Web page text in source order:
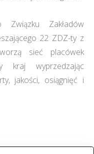
Zakładów
22 ZDZ-ty z
sieć placówek
kraj wyprzedzając
jakości, osiągnięć i